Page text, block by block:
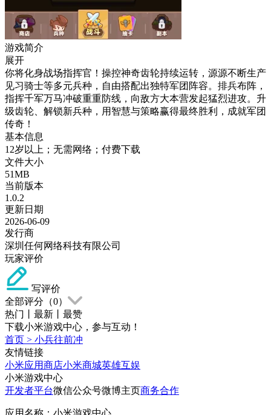
游戏简介
展开
你将化身战场指挥官！操控神奇齿轮持续运转，源源不断生产
见习骑士等多元兵种，自由搭配出独特军团阵容。排兵布阵，
指挥千军万马冲破重重防线，向敌方大本营发起猛烈进攻。升
级齿轮、解锁新兵种，用智慧与策略赢得最终胜利，成就军团
传奇！
基本信息
12岁以上；无需网络；付费下载
文件大小
51MB
当前版本
1.0.2
更新日期
2026-06-09
发行商
深圳任何网络科技有限公司
玩家评价
写评价
全部评分（0）
热门
最新
最赞
下载小米游戏中心，参与互动！
首页 > 小兵往前冲
友情链接
小米应用商店小米商城英雄互娱
小米游戏中心
开发者平台微信公众号微博主页商务合作
应用名称：小米游戏中心